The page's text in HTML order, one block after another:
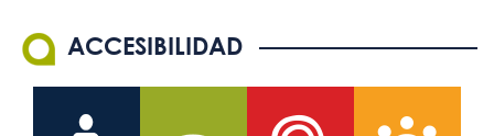
ACCESIBILIDAD